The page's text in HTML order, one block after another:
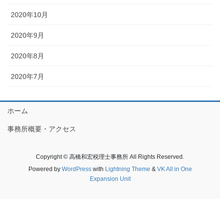
2020年10月
2020年9月
2020年8月
2020年7月
ホーム
事務所概要・アクセス
Copyright © 高橋和宏税理士事務所 All Rights Reserved.
Powered by WordPresswith Lightning Theme & VK All in One
Expansion Unit